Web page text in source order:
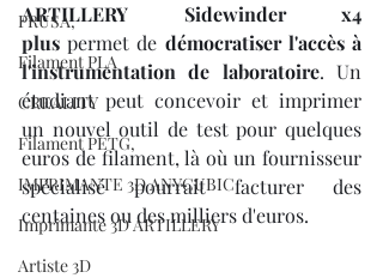
PRUSA,
Filament PLA
CREALITY
Filament PETG,
IMPRIMANTE 3D ANYCUBIC
Imprimante 3D ARTILLERY
Artiste 3D
ARTILLERY Sidewinder x4
plus permet de démocratiser l'accès à
l'instrumentation de laboratoire. Un
étudiant peut concevoir et imprimer
un nouvel outil de test pour quelques
euros de filament, là où un fournisseur
spécialisé pourrait facturer des
centaines ou des milliers d'euros.